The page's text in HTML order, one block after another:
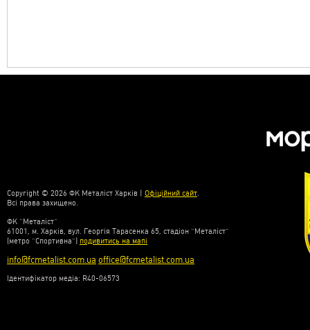
Copyright © 2026 ФК Металіст Харків | Офіційний сайт.
Всі права захищено.
ФК “Металіст”
61001, м. Харків, вул. Георгія Тарасенка 65, стадіон “Металіст”
(метро “Спортивна”) подивитись на мапі
info@fcmetalist.com.ua office@fcmetalist.com.ua
Ідентифікатор медіа: R40-06573